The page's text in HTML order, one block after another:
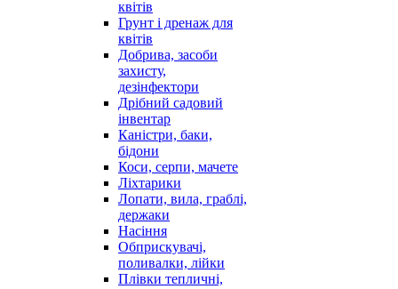
квітів
Грунт і дренаж для
квітів
Добрива, засоби
захисту,
дезінфектори
Дрібний садовий
інвентар
Каністри, баки,
бідони
Коси, серпи, мачете
Ліхтарики
Лопати, вила, граблі,
держаки
Насіння
Обприскувачі,
поливалки, лійки
Плівки тепличні,